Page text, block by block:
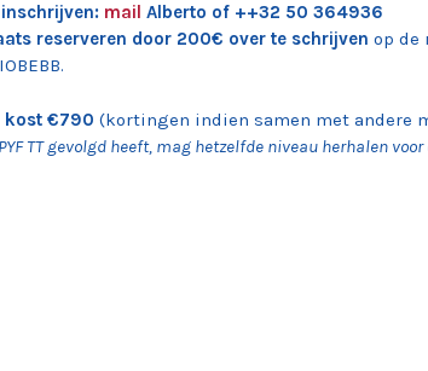
mail Alberto of ++32 50 364936
reserveren door 200€ over te schrijven op de
kost €790 (kortingen indien samen met andere
TT gevolgd heeft, mag hetzelfde niveau herhalen